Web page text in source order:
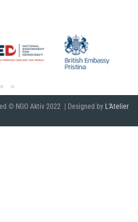
© NGO Aktiv 2022 | Designed by L’Atelier